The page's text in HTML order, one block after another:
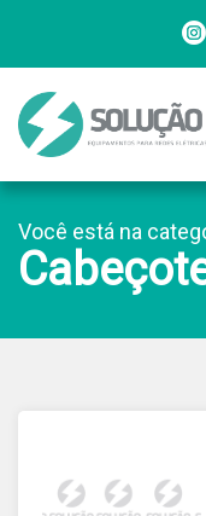
Você está na